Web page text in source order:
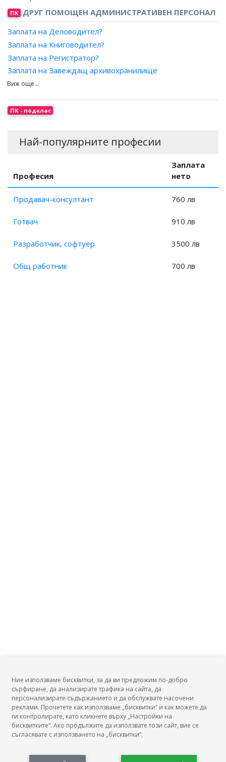
Заплата на Директор дирекция, административни
дейности?
Заплата на Ръководител интегрирана система за
управление?
Заплата на Началник, административна служба?
Заплата на Служител, гише за регистрация на пътници и
багажи?
Заплата на Консултант, пътнически транспорт?
Заплата на Организатор, пътнически транспорт?
Заплата на Организатор, пътувания?
Заплата на Специалист, туризъм?
ПК ДРУГ ПОМОЩЕН АДМИНИСТРАТИВЕН ПЕРСОНАЛ
Заплата на Деловодител?
Заплата на Книговодител?
Заплата на Регистратор?
Заплата на Завеждащ архивохранилище
(книгохранилище)?
ПК - подклас
Най-популярните професии
Професия
Заплата
нето
Продавач-консултант 760 лв
Готвач 910 лв
Разработчик, софтуер 3500 лв
Общ работник 700 лв
БГ Заплати
Новини, законови нормативи, кариерно ориентиране. Списък на всички
Ние използваме бисквитки, за да ви предложим по-добро
сърфиране, да анализирате трафика на сайта, да
персонализирате съдържанието и да обслужвате насочени
реклами. Прочетете как използваме „бисквитки“ и как можете да
ги контролирате, като кликнете върху „Настройки на
бисквитките“. Ако продължите да използвате този сайт, вие се
съгласявате с използването на „бисквитки“.